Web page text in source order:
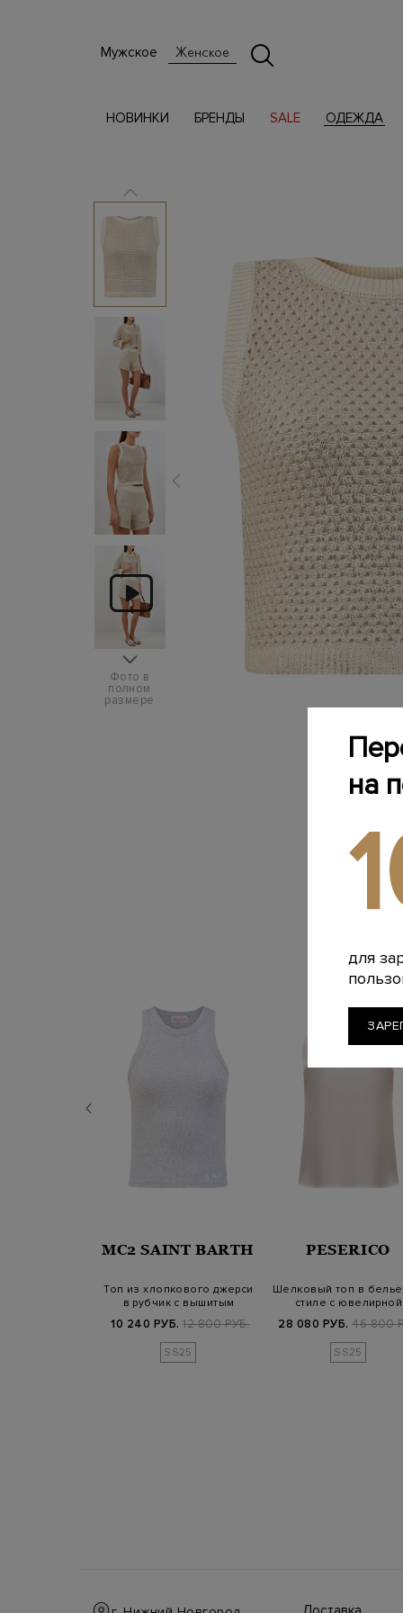
Мужское Женское
НОВИНКИ БРЕНДЫ SALE ОДЕЖДА
Фото в
полном
размере
MC2 SAINT BARTH
Топ из хлопкового джерси
в рубчик с вышитым
10 240 РУБ. 12 800 РУБ.
SS25
PESERICO
Шелковый топ в
стиле с ювелирной
28 080 РУБ. 46 800
SS25
на
для